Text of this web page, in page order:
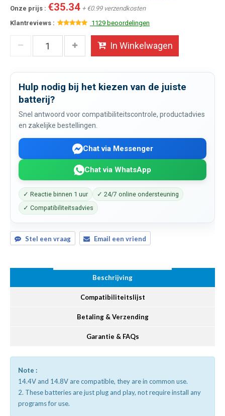
Onze prijs : €35.34 + €0.99 verzendkosten
Klantreviews :
1129 beoordelingen
In Winkelwagen
Hulp nodig bij het kiezen van de juiste
batterij?
Snel antwoord voor compatibiliteitscontrole, productadvies
en zakelijke bestellingen.
Chat via Messenger
Chat via WhatsApp
✓ Reactie binnen 1 uur
✓ 24/7 online ondersteuning
✓ Compatibiliteitsadvies
Stel een vraag Email een vriend
Beschrijving
Compatibiliteitslijst
Betaling & Verzending
Garantie & FAQs
Note :
14.4V and 14.8V are compatible, they are in common use.
2. These batteries are just plug and play, not require install any
programs for use.